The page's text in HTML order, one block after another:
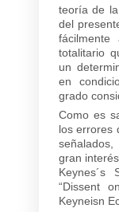
teoría de
del
totalitario
un
en
grado
Como es
los errores
gran
Keynes´s
“Dissent
Keyneisn